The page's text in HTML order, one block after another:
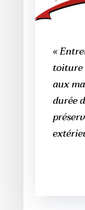
«
toiture
aux
durée